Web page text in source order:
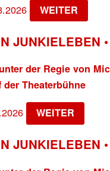
WEITER
JUNKIELEBEN
der Regie von
Theaterbühne
WEITER
JUNKIELEBEN